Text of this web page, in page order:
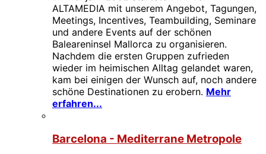
ALTAMEDIA mit unserem Angebot, Tagungen,
Meetings, Incentives, Teambuilding, Seminare
und andere Events auf der schönen
Baleareninsel Mallorca zu organisieren.
Nachdem die ersten Gruppen zufrieden
wieder im heimischen Alltag gelandet waren,
kam bei einigen der Wunsch auf, noch andere
schöne Destinationen zu erobern. Mehr
erfahren...
Barcelona - Mediterrane Metropole